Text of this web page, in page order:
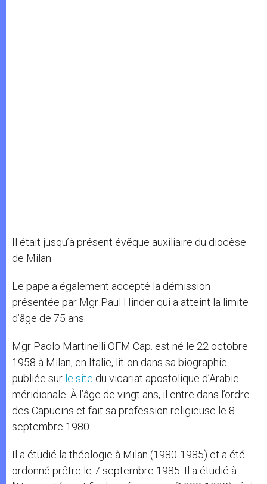
Il était jusqu’à présent évêque auxiliaire du diocèse
de Milan.
Le pape a également accepté la démission
présentée par Mgr Paul Hinder qui a atteint la limite
d’âge de 75 ans.
Mgr Paolo Martinelli OFM Cap. est né le 22 octobre
1958 à Milan, en Italie, lit-on dans sa biographie
publiée sur le site du vicariat apostolique d’Arabie
méridionale. À l’âge de vingt ans, il entre dans l’ordre
des Capucins et fait sa profession religieuse le 8
septembre 1980.
Il a étudié la théologie à Milan (1980-1985) et a été
ordonné prêtre le 7 septembre 1985. Il a étudié à